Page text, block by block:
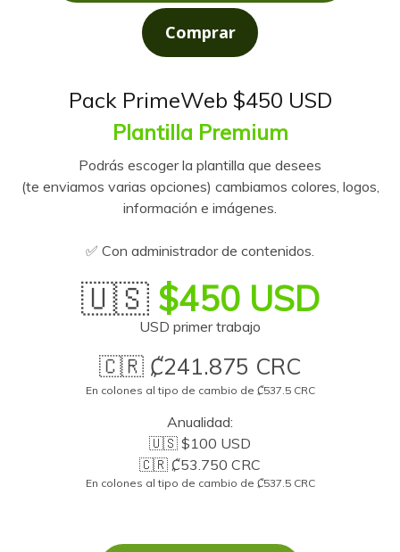
Comprar
Pack PrimeWeb $450 USD
Plantilla Premium
Podrás escoger la plantilla que desees
(te enviamos varias opciones) cambiamos colores, logos,
información e imágenes.
✅ Con administrador de contenidos.
🇺🇸 $450 USD
USD primer trabajo
🇨🇷 ₡241.875 CRC
En colones al tipo de cambio de ₡537.5 CRC
Anualidad:
🇺🇸 $100 USD
🇨🇷 ₡53.750 CRC
En colones al tipo de cambio de ₡537.5 CRC